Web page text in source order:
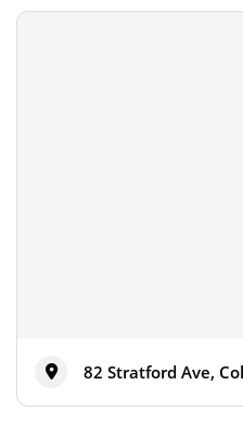
82 Stratford Ave,